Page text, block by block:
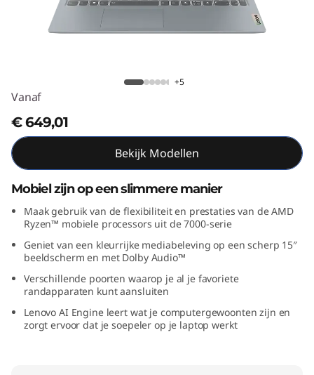
1
A
D
+5
Vanaf
€ 649,01
Bekijk Modellen
Mobiel zijn op een slimmere manier
Maak gebruik van de flexibiliteit en prestaties van de AMD
Ryzen™ mobiele processors uit de 7000-serie
Geniet van een kleurrijke mediabeleving op een scherp 15″
beeldscherm en met Dolby Audio™
Verschillende poorten waarop je al je favoriete
randapparaten kunt aansluiten
Lenovo AI Engine leert wat je computergewoonten zijn en
zorgt ervoor dat je soepeler op je laptop werkt